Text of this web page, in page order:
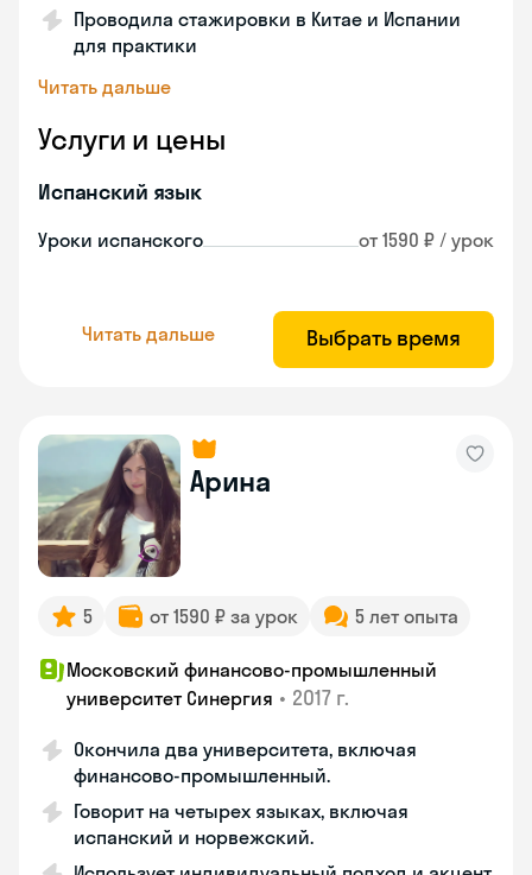
Проводила стажировки в Китае и Испании
для практики
Читать дальше
Услуги и цены
Испанский язык
Уроки испанского от 1590 ₽ / урок
Читать дальше Выбрать время
Арина
5 от 1590 ₽ за урок 5 лет опыта
Московский финансово-промышленный
университет Синергия • 2017 г.
Окончила два университета, включая
финансово-промышленный.
Говорит на четырех языках, включая
испанский и норвежский.